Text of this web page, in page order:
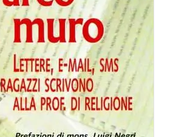
BIOGRAFIE
ATTUALITÀ